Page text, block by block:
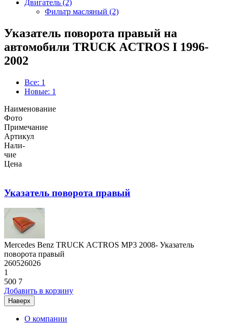
Двигатель (2)
Фильтр масляный (2)
Указатель поворота правый на
автомобили TRUCK ACTROS I 1996-
2002
Все: 1
Новые: 1
Наименование
Фото
Примечание
Артикул
Нали-
чие
Цена
Указатель поворота правый
Mercedes Benz TRUCK ACTROS MP3 2008- Указатель
поворота правый
260526026
1
500 7
Добавить в корзину
Наверх
О компании